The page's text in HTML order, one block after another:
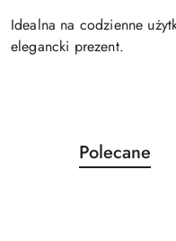
Idealna na codzienne
elegancki prezent.
Pomiń karuzelę
Produkty
o
Polecane